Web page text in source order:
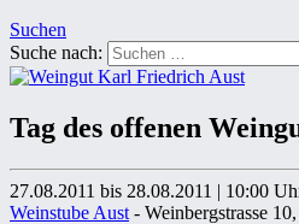
Suchen
Suche nach:
Tag des offenen
27.08.2011 bis 28.08.2011 | 10:00
Weinstube Aust - Weinbergstrasse